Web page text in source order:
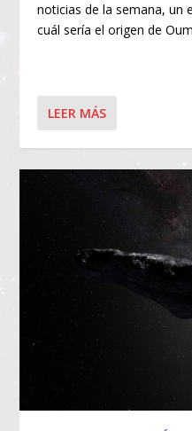
noticias de la semana, un
cuál sería el origen de
LEER MÁS